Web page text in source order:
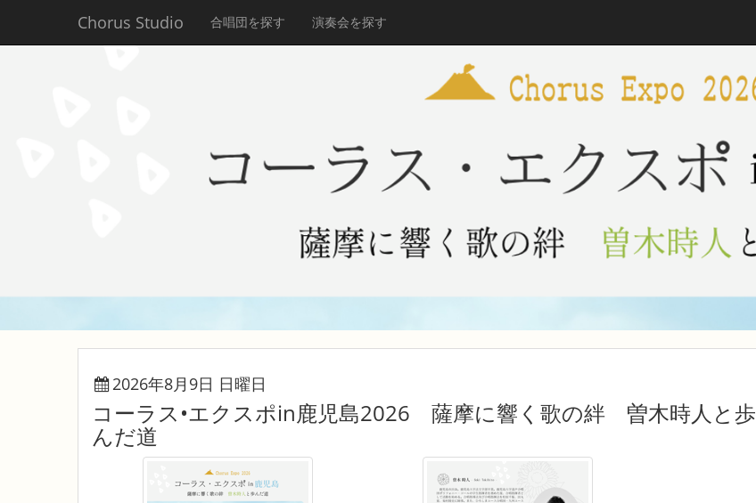
Chorus Studio 合唱団を探す 演奏会を探す
2026年8月9日 日曜日
コーラス•エクスポin鹿児島2026 薩摩に響く歌の絆 曽木時人と歩
んだ道